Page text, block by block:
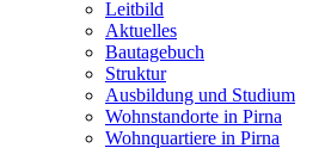
Leitbild
Aktuelles
Bautagebuch
Struktur
Ausbildung und Studium
Wohnstandorte in Pirna
Wohnquartiere in Pirna